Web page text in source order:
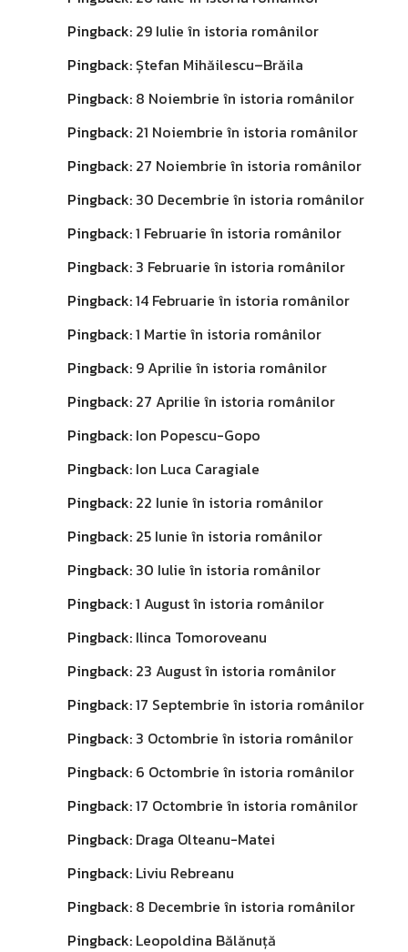
Pingback: 29 Iulie în istoria românilor
Pingback:Ștefan Mihăilescu–Brăila
Pingback: 8 Noiembrie în istoria românilor
Pingback: 21 Noiembrie în istoria românilor
Pingback: 27 Noiembrie în istoria românilor
Pingback: 30 Decembrie în istoria românilor
Pingback:1 Februarie în istoria românilor
Pingback: 3 Februarie în istoria românilor
Pingback:14 Februarie în istoria românilor
Pingback:1 Martie în istoria românilor
Pingback: 9 Aprilie în istoria românilor
Pingback: 27 Aprilie în istoria românilor
Pingback: Ion Popescu-Gopo
Pingback: Ion Luca Caragiale
Pingback: 22 Iunie în istoria românilor
Pingback: 25 Iunie în istoria românilor
Pingback: 30 Iulie în istoria românilor
Pingback:1 August în istoria românilor
Pingback: Ilinca Tomoroveanu
Pingback: 23 August în istoria românilor
Pingback:17 Septembrie în istoria românilor
Pingback: 3 Octombrie în istoria românilor
Pingback: 6 Octombrie în istoria românilor
Pingback:17 Octombrie în istoria românilor
Pingback: Draga Olteanu-Matei
Pingback: Liviu Rebreanu
Pingback: 8 Decembrie în istoria românilor
Pingback: Leopoldina Bălănuță